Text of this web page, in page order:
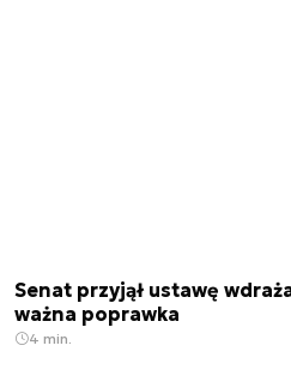
Senat przyjął ustawę
ważna poprawka
4 min.